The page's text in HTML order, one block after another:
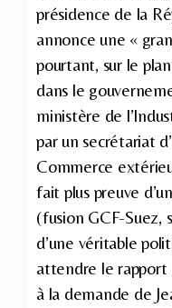
présidence de la
annonce une «
pourtant, sur le
dans le
ministère de
par un secrétariat
Commerce
fait plus preuve
(fusion GCF-Suez,
d’une véritable
attendre le rapport
à la demande de